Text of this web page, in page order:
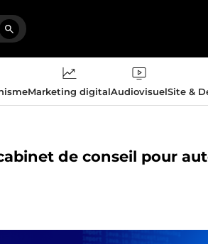
Marketing digitalAudiovisuelSite &
de conseil pour